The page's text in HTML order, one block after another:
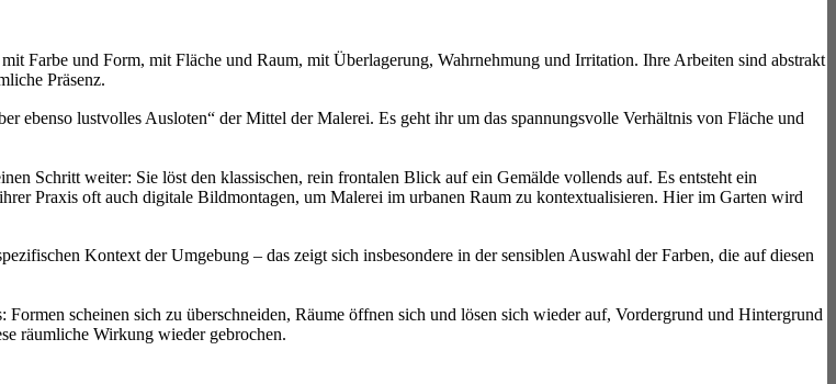
Farbe und Form, mit Fläche und Raum, mit Überlagerung, Wahrnehmung und Irritation. Ihre Arbeiten sind abstrakt
Präsenz.
ebenso lustvolles Ausloten“ der Mittel der Malerei. Es geht ihr um das spannungsvolle Verhältnis von Fläche und
Schritt weiter: Sie löst den klassischen, rein frontalen Blick auf ein Gemälde vollends auf. Es entsteht ein
Praxis oft auch digitale Bildmontagen, um Malerei im urbanen Raum zu kontextualisieren. Hier im Garten wird
Kontext der Umgebung – das zeigt sich insbesondere in der sensiblen Auswahl der Farben, die auf diesen
scheinen sich zu überschneiden, Räume öffnen sich und lösen sich wieder auf, Vordergrund und Hintergrund
räumliche Wirkung wieder gebrochen.